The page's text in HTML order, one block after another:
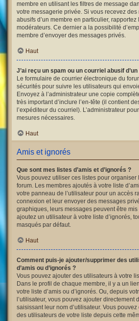
membre en utilisant les filtres de message
votre messagerie privée. Si vous recevez
abusifs d’un membre en particulier,
modérateurs. Ce dernier a la possibilité
membre d’envoyer des messages privés.
Haut
J’ai reçu un spam ou un courriel abusif
Le formulaire de courrier électronique du
sécurités pour suivre les utilisateurs qui
Envoyez à l’administrateur une copie
très important d’inclure l’en-tête (il contient
l’expéditeur du courriel). L’administrateur
mesures nécessaires.
Haut
Amis et ignorés
Que sont mes listes d’amis et d’ignorés ?
Vous pouvez utiliser ces listes pour organiser
forum. Les membres ajoutés à votre liste
votre panneau de l’utilisateur pour un accès
connexion et leur envoyer des messages
graphiques, leurs messages peuvent être
ajoutez un utilisateur à votre liste d’ignorés,
masqués par défaut.
Haut
Comment puis-je ajouter/supprimer des
d’amis ou d’ignorés ?
Vous pouvez ajouter des utilisateurs à votre
Dans le profil de chaque membre, il y a un
votre liste d’amis ou d’ignorés. Ou, depuis
l’utilisateur, vous pouvez ajouter directement
saisissant leur nom d’utilisateur. Vous
des utilisateurs de votre liste depuis cette